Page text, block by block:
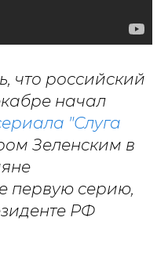
что российский
начал
"Слуга
Зеленским в
первую серию,
РФ